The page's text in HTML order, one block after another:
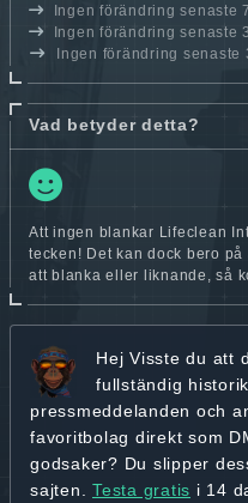
Ingen förändring senaste
Ingen förändring senaste
Ingen förändring senaste
Vad betyder detta?
Att ingen blankar Lifeclean
tecken! Det kan dock bero
att blanka eller liknande, så
Hej Visste du att
fullständig historik
pressmeddelanden och
favoritbolag direkt som
godsaker? Du slipper
sajten. Testa gratis i 14